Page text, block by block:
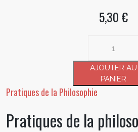
5,30 €
Pratiques
la
1
AJOUTER AU
PANIER
Pratiques de la Philosophie
Pratiques de la